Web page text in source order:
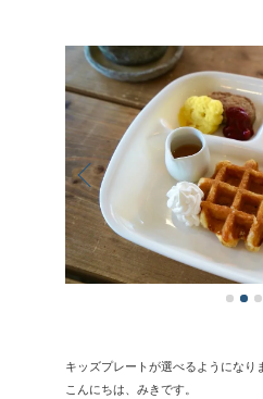
キッズプレートが選べるようになり
こんにちは、みきです。